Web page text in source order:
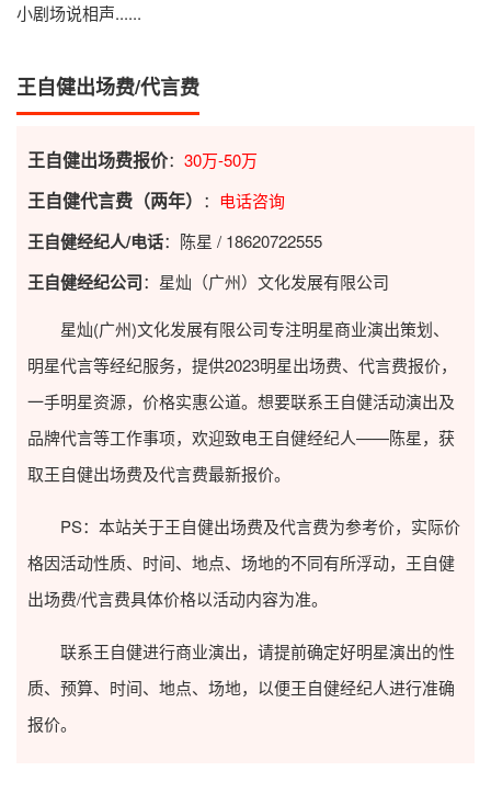
小剧场说相声......
王自健出场费/代言费
王自健出场费报价： 30万-50万
王自健代言费（两年） ： 电话咨询
王自健经纪人/电话：陈星 / 18620722555
王自健经纪公司：星灿（广州）文化发展有限公司
星灿(广州)文化发展有限公司专注明星商业演出策划、
明星代言等经纪服务，提供2023明星出场费、代言费报价，
一手明星资源，价格实惠公道。想要联系王自健活动演出及
品牌代言等工作事项，欢迎致电王自健经纪人——陈星，获
取王自健出场费及代言费最新报价。
PS：本站关于王自健出场费及代言费为参考价，实际价
格因活动性质、时间、地点、场地的不同有所浮动，王自健
出场费/代言费具体价格以活动内容为准。
联系王自健进行商业演出，请提前确定好明星演出的性
质、预算、时间、地点、场地，以便王自健经纪人进行准确
报价。